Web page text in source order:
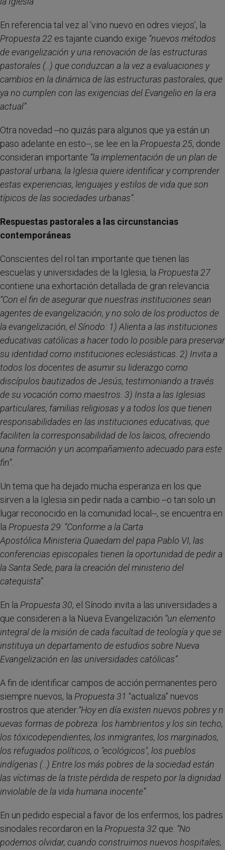
En referencia tal vez al ‘vino nuevo en odres viejos’, la
Propuesta 22 es tajante cuando exige “nuevos métodos
de evangelización y una renovación de las estructuras
pastorales (..) que conduzcan a la vez a evaluaciones y
cambios en la dinámica de las estructuras pastorales, que
ya no cumplen con las exigencias del Evangelio en la era
actual”.
Otra novedad --no quizás para algunos que ya están un
paso adelante en esto--, se lee en la Propuesta 25, donde
consideran importante “la implementación de un plan de
pastoral urbana; la Iglesia quiere identificar y comprender
estas experiencias, lenguajes y estilos de vida que son
típicos de las sociedades urbanas”.
Respuestas pastorales a las circunstancias
contemporáneas
Conscientes del rol tan importante que tienen las
escuelas y universidades de la Iglesia, la Propuesta 27
contiene una exhortación detallada de gran relevancia:
“Con el fin de asegurar que nuestras instituciones sean
agentes de evangelización, y no solo de los productos de
la evangelización, el Sínodo: 1) Alienta a las instituciones
educativas católicas a hacer todo lo posible para preservar
su identidad como instituciones eclesiásticas. 2) Invita a
todos los docentes de asumir su liderazgo como
discípulos bautizados de Jesús, testimoniando a través
de su vocación como maestros. 3) Insta a las Iglesias
particulares, familias religiosas y a todos los que tienen
responsabilidades en las instituciones educativas, que
faciliten la corresponsabilidad de los laicos, ofreciendo
una formación y un acompañamiento adecuado para este
fin”.
Un tema que ha dejado mucha esperanza en los que
sirven a la Iglesia sin pedir nada a cambio --o tan solo un
lugar reconocido en la comunidad local--, se encuentra en
la Propuesta 29: “Conforme a la Carta
Apostólica Ministeria Quaedam del papa Pablo VI, las
conferencias episcopales tienen la oportunidad de pedir a
la Santa Sede, para la creación del ministerio del
catequista”.
En la Propuesta 30, el Sínodo invita a las universidades a
que consideren a la Nueva Evangelización “un elemento
integral de la misión de cada facultad de teología y que se
instituya un departamento de estudios sobre Nueva
Evangelización en las universidades católicas”.
A fin de identificar campos de acción permanentes pero
siempre nuevos, la Propuesta 31 “actualiza” nuevos
rostros que atender:“Hoy en día existen nuevos pobres y n
uevas formas de pobreza: los hambrientos y los sin techo,
los tóxicodependientes, los inmigrantes, los marginados,
los refugiados políticos, o "ecológicos", los pueblos
indígenas (..) Entre los más pobres de la sociedad están
las víctimas de la triste pérdida de respeto por la dignidad
inviolable de la vida humana inocente”.
En un pedido especial a favor de los enfermos, los padres
sinodales recordaron en la Propuesta 32 que: “No
podemos olvidar, cuando construimos nuevos hospitales,